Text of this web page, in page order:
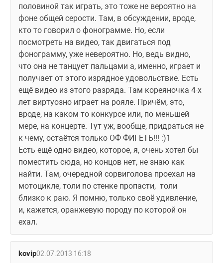
половиной так играть, это тоже не вероятно на
фоне общей серости. Там, в обсуждении, вроде,
кто то говорил о фонограмме. Но, если
посмотреть на видео, так двигаться под
фонограмму, уже невероятно. Но, ведь видно,
что она не танцует пальцами а, именно, играет и
получает от этого изрядное удовольствие. Есть
ещё видео из этого разряда. Там кореяночка 4-х
лет виртуозно играет на рояле. Причём, это,
вроде, на каком то конкурсе или, по меньшей
мере, на концерте. Тут уж, вообще, придраться не
к чему, остаётся только ОФ-ФИГЕТЬ!!! :)1
Есть ещё одно видео, которое, я, очень хотел бы
поместить сюда, но концов нет, не знаю как
найти. Там, очередной сорвиголова проехал на
мотоцикле, толи по стенке пропасти,  толи
близко к раю. Я помню, только своё удивление,
и, кажется, оранжевую породу по которой он
ехал.
kovip02.07.2013 16:18